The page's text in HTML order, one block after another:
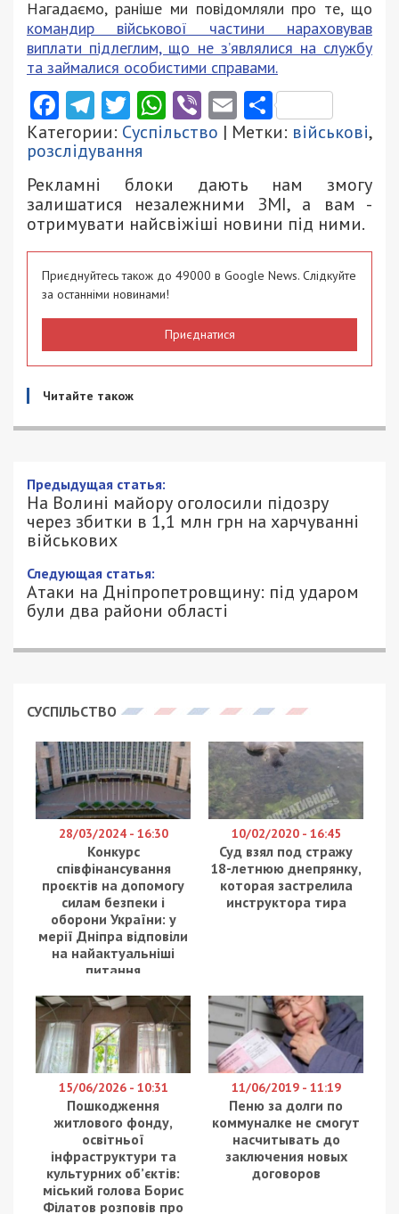
Нагадаємо, раніше ми повідомляли про те, що
командир військової частини нараховував
виплати підлеглим, що не з’являлися на службу
та займалися особистими справами.
Facebook
Telegram
Twitter
WhatsApp
ViberEmail
Категории: Суспільство | Метки: військові,
розслідування
Рекламні блоки дають нам змогу
залишатися незалежними ЗМІ, а вам -
отримувати найсвіжіші новини під ними.
Приєднуйтесь також до 49000 в Google News. Слідкуйте
за останніми новинами!
Приєднатися
Читайте також
На Волині майору оголосили підозру
через збитки в 1,1 млн грн на
харчуванні військових
27/06/2026 - 16:17
ПЕТРО ЩУКІН - СПЕЦИАЛЬНО ДЛЯ
49000.COM.UA
486
На Волині правоохоронці викрили факти
службової недбалості під час забезпечення
військовослужбовців продуктами харчування.
Підозру в заподіянні мільйонних збитків
продовольчої служби однієї з військових частин
регіону. Про це повідомляє49000з посиланням на
Спеціалізовану прокуратуру у сфері обороні
Західного регіону.
Дорогі овочі замість сезонних аналогів
Слідство встановило, що 39-річний майор ЗСУ
неналежно виконував свої посадові обов’язки, які
стосувалися контролю за організацією закупівель
та постачання продовольства для особового
складу підрозділу.